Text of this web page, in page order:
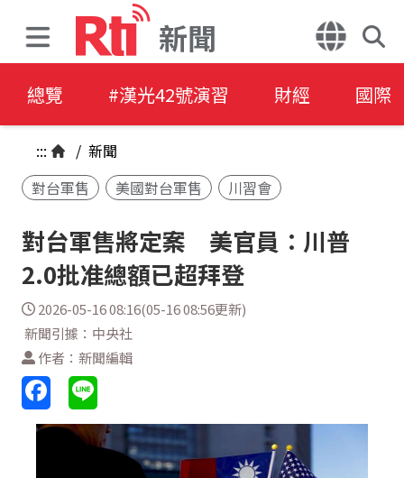
新聞
總覽 #漢光42號演習 財經 國際
::: / 新聞
對台軍售
美國對台軍售 川習會
對台軍售將定案 美官員：川普
2.0批准總額已超拜登
2026-05-16 08:16(05-16 08:56更新)
新聞引據：中央社
作者：新聞編輯